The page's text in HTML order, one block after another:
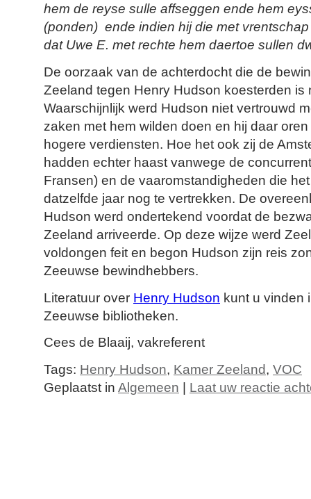
hem de reyse sulle affseggen ende hem
(ponden) ende indien hij die met
dat Uwe E. met rechte hem daertoe sullen
De oorzaak van de achterdocht die de
Zeeland tegen Henry Hudson koesterden is
Waarschijnlijk werd Hudson niet vertrouwd
zaken met hem wilden doen en hij daar
hogere verdiensten. Hoe het ook zij de
hadden echter haast vanwege de
Fransen) en de vaaromstandigheden die
datzelfde jaar nog te vertrekken. De
Hudson werd ondertekend voordat de
Zeeland arriveerde. Op deze wijze werd
voldongen feit en begon Hudson zijn reis
Zeeuwse bewindhebbers.
Literatuur over Henry Hudson kunt u vinden
Zeeuwse bibliotheken.
Cees de Blaaij, vakreferent
Tags: Henry Hudson, Kamer Zeeland, VOC
Geplaatst in Algemeen Laat uw reactie